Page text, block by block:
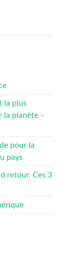
la plus
la planète –
pour la
pays
retour. Ces 3